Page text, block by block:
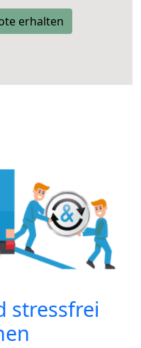
erhalten
stressfrei